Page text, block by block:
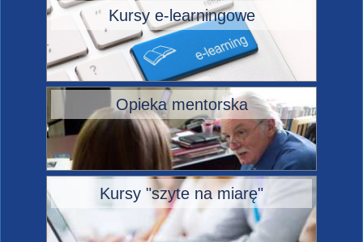
Kursy e-learningowe
Opieka mentorska
Kursy "szyte na miarę"